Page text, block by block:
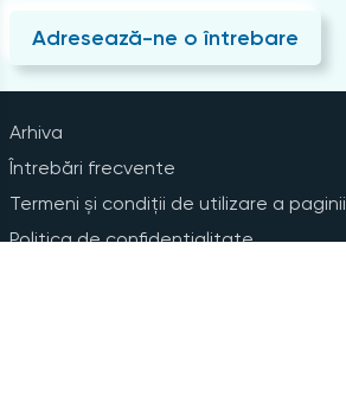
Adresează-ne o întrebare
Arhiva
Întrebări frecvente
Termeni și condiții de utilizare a paginii
Politica de confidențialitate